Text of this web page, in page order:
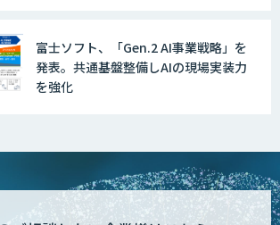
PriceRobo
富士ソフト、「Gen.2 AI事業戦略」を
発表。共通基盤整備しAIの現場実装力
を強化